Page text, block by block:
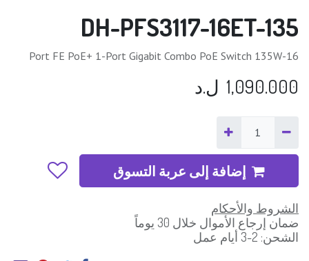
DH-PFS3117-16ET-135
16-Port FE PoE+ 1-Port Gigabit Combo PoE Switch 135W
1,090.000 ل.د
إضافة إلى عربة التسوق
الشروط والأحكام
ضمان إرجاع الأموال خلال 30 يوماً
الشحن: 2-3 أيام عمل